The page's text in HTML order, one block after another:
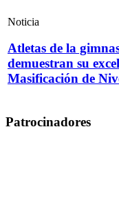
Noticia
Atletas de la
demuestran su
Masificación de
Patrocinadores